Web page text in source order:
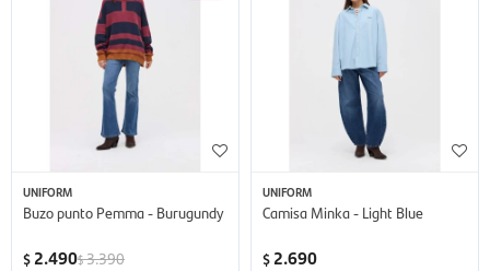
UNIFORM
Buzo punto Pemma - Burugundy
$ 2.490$3.390
UNIFORM
Camisa Minka - Light Blue
$ 2.690